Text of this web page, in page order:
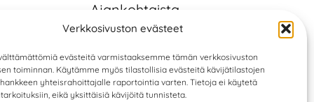
Verkkosivuston evästeet
evästeitä varmistaaksemme tämän verkkosivuston
toiminnan. Käytämme myös tilastollisia evästeitä kävijätilastojen
yhteisrahoittajalle raportointia varten. Tietoja ei käytetä
eikä yksittäisiä kävijöitä tunnisteta.
Ajankohtaista
Tietosuojaseloste
Evästekäytäntö (EU)
Saavutettavuusseloste